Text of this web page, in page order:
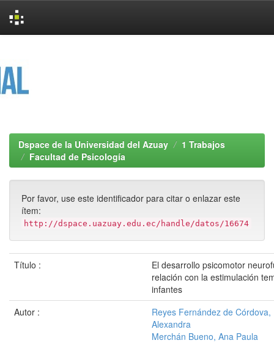
Dspace de la Universidad del Azuay
1 Trabajos
Facultad de Psicología
Por favor, use este identificador para citar o enlazar este
ítem:
http://dspace.uazuay.edu.ec/handle/datos/16674
Título :
El desarrollo psicomotor
relación con la estimulación
infantes
Autor :
Reyes Fernández de Córdova,
Alexandra
Merchán Bueno, Ana Paula